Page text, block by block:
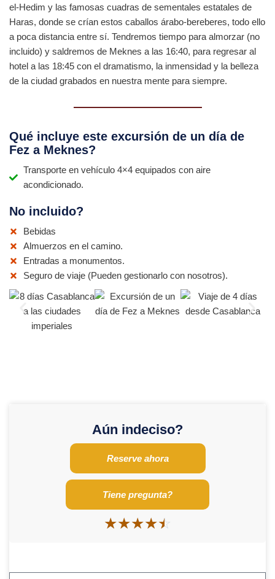
el-Hedim y las famosas cuadras de sementales estatales de
Haras, donde se crían estos caballos árabo-bereberes, todo ello
a poca distancia entre sí. Tendremos tiempo para almorzar (no
incluido) y saldremos de Meknes a las 16:40, para regresar al
hotel a las 18:45 con el dramatismo, la inmensidad y la belleza
de la ciudad grabados en nuestra mente para siempre.
Qué incluye este excursión de un día de
Fez a Meknes?
Transporte en vehículo 4×4 equipados con aire
acondicionado.
No incluido?
Bebidas
Almuerzos en el camino.
Entradas a monumentos.
Seguro de viaje (Pueden gestionarlo con nosotros).
Aún indeciso?
Reserve ahora
Tiene pregunta?
☆☆☆☆☆